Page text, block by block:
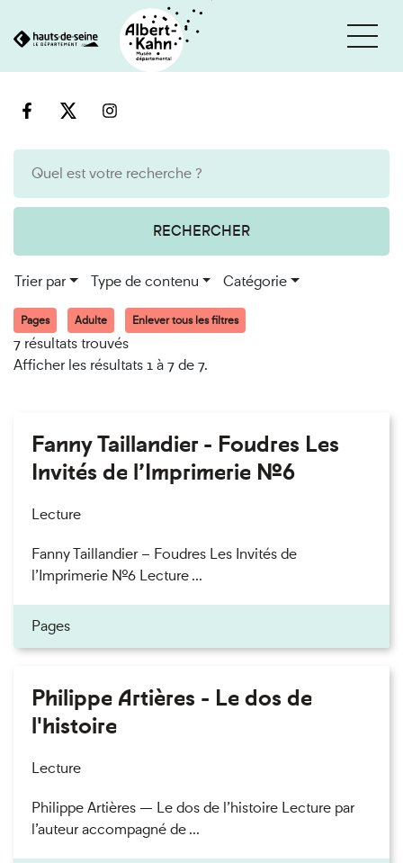
au
RECHERCHER
Trier par Type de contenu Catégorie
Pages Adulte Enlever tous les filtres
7 résultats trouvés
Afficher les résultats 1 à 7 de 7.
Fanny Taillandier - Foudres Les
Invités de l’Imprimerie n°6
Lecture
Fanny Taillandier – Foudres Les Invités de
l’Imprimerie n°6 Lecture ...
Pages
Philippe Artières - Le dos de
l'histoire
Lecture
Philippe Artières — Le dos de l’histoire Lecture par
l’auteur accompagné de ...
Cookies et traceurs utilisés sur ce site